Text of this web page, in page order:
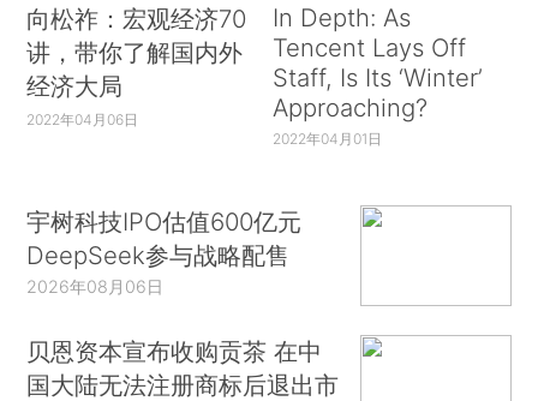
向松祚：宏观经济70
讲，带你了解国内外
经济大局
2022年04月06日
In Depth: As
Tencent Lays Off
Staff, Is Its ‘Winter’
Approaching?
2022年04月01日
宇树科技IPO估值600亿元
DeepSeek参与战略配售
2026年08月06日
贝恩资本宣布收购贡茶 在中
国大陆无法注册商标后退出市